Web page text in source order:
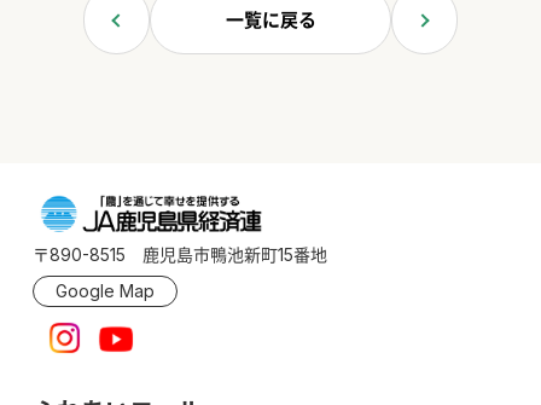
一覧に戻る
〒890-8515 鹿児島市鴨池新町15番地
Google Map